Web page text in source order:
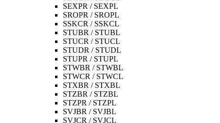
SEXPR / SEXPL
SROPR / SROPL
SSKCR / SSKCL
STUBR / STUBL
STUCR / STUCL
STUDR / STUDL
STUPR / STUPL
STWBR / STWBL
STWCR / STWCL
STXBR / STXBL
STZBR / STZBL
STZPR / STZPL
SVJBR / SVJBL
SVJCR / SVJCL